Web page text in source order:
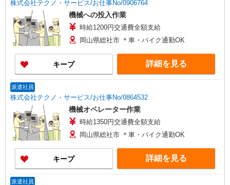
株式会社テクノ・サービス/お仕事No/0906764
機械への投入作業
時給1200円交通費全額支給
岡山県総社市 ＊車・バイク通勤OK
キープ 詳細を見る
派遣社員
株式会社テクノ・サービス/お仕事No/0864532
機械オペレーター作業
時給1350円交通費全額支給
岡山県総社市 ＊車・バイク通勤OK
キープ 詳細を見る
派遣社員